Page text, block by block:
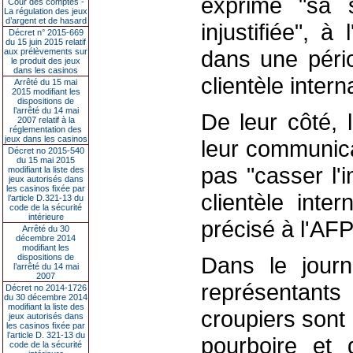
La régulation des jeux
d’argent et de hasard
Décret n° 2015-669
du 15 juin 2015 relatif
aux prélèvements sur
le produit des jeux
dans les casinos
Arrêté du 15 mai
2015 modifiant les
dispositions de
l’arrêté du 14 mai
2007 relatif à la
réglementation des
jeux dans les casinos
Décret no 2015-540
du 15 mai 2015
modifiant la liste des
jeux autorisés dans
les casinos fixée par
l’article D.321-13 du
code de la sécurité
intérieure
Arrêté du 30
décembre 2014
modifiant les
dispositions de
l’arrêté du 14 mai
2007
Décret no 2014-1726
du 30 décembre 2014
modifiant la liste des
jeux autorisés dans
les casinos fixée par
l’article D. 321-13 du
code de la sécurité
injustifiée", à
dans une
clientèle
De leur côté,
leur
pas "casser
clientèle
précisé à
Dans le
croupiers
pourboire et